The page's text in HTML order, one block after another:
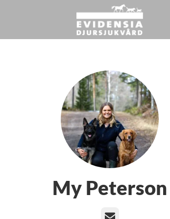
My Peterson
E-post